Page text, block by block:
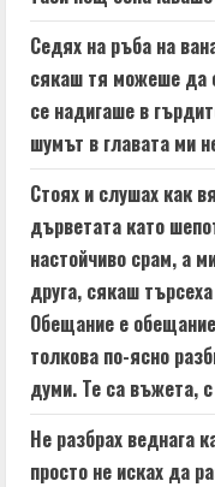
Седях на ръба на
сякаш тя можеше да
се надигаше в
шумът в главата ми
Стоях и слушах как
дърветата като
настойчиво срам, а
друга, сякаш
Обещание е
толкова по-ясно
думи. Те са въжета,
Не разбрах веднага
просто не исках да